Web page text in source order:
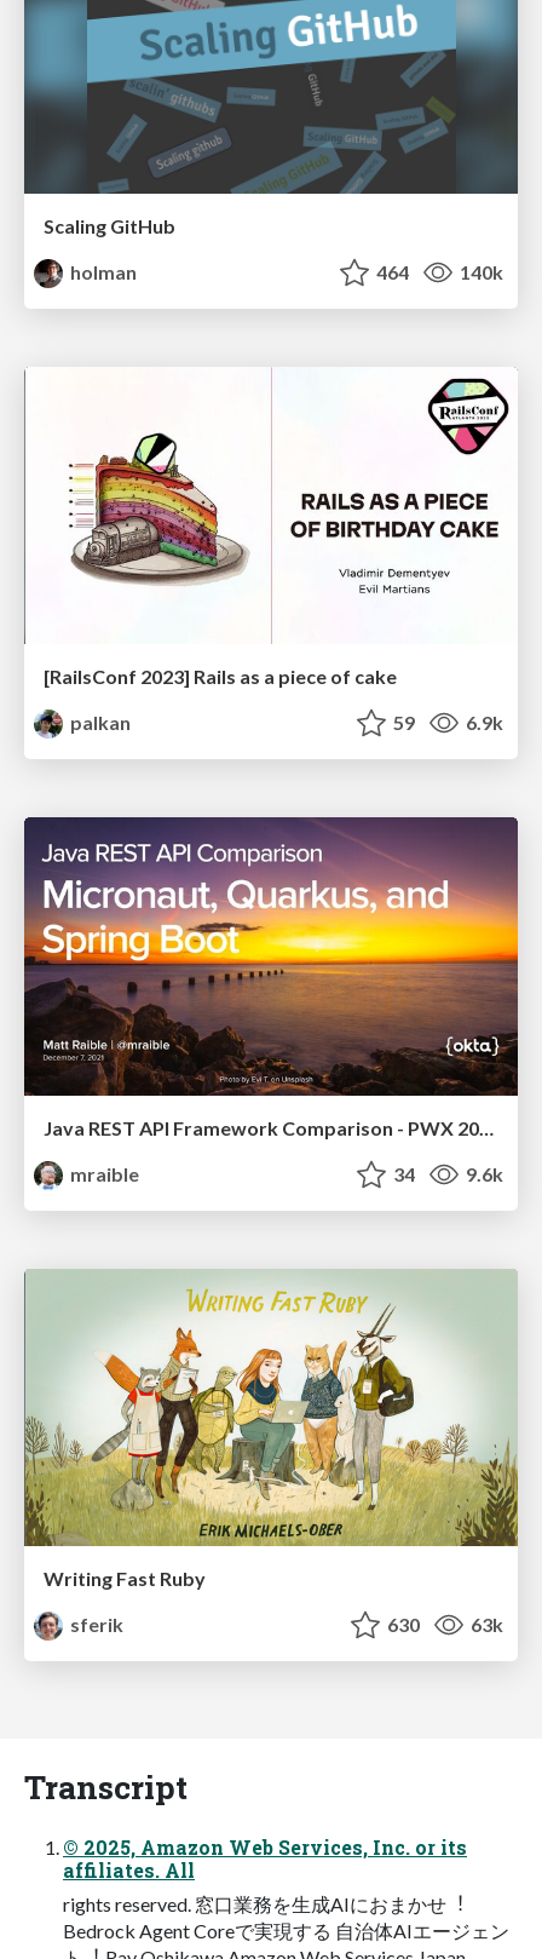
Scaling GitHub
holman
464 140k
[RailsConf 2023] Rails as a piece of cake
palkan
59 6.9k
Java REST API Framework Comparison - PWX 2021
mraible
34 9.6k
Writing Fast Ruby
sferik
630 63k
Transcript
© 2025, Amazon Web Services, Inc. or its
affiliates. All
rights reserved. 窓⼝業務を⽣成AIにおまかせ︕
Bedrock Agent Coreで実現する ⾃治体AIエージェン